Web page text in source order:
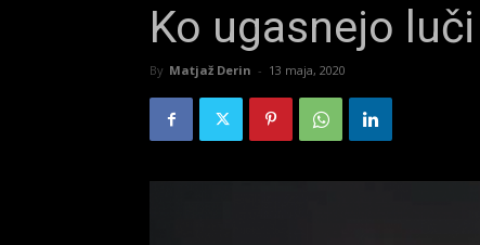
Ko ugasnejo luči
By Matjaž Derin - 13 maja, 2020